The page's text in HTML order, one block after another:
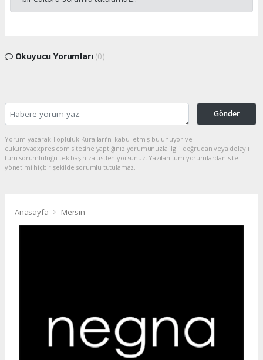
Okuyucu Yorumları (0)
Gönder
Yorum yazarak Topluluk Kuralları’nı kabul etmiş bulunuyor ve
cukurovaexpres.com sitesine yaptığınız yorumunuzla ilgili doğrudan veya dolaylı
tüm sorumluluğu tek başınıza üstleniyorsunuz. Yazılan tüm yorumlardan site
yönetimi hiçbir şekilde sorumlu tutulamaz.
Anasayfa Mersin